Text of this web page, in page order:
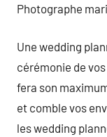
Photographe
Une wedding
cérémonie de
fera son
et comble vos
les wedding